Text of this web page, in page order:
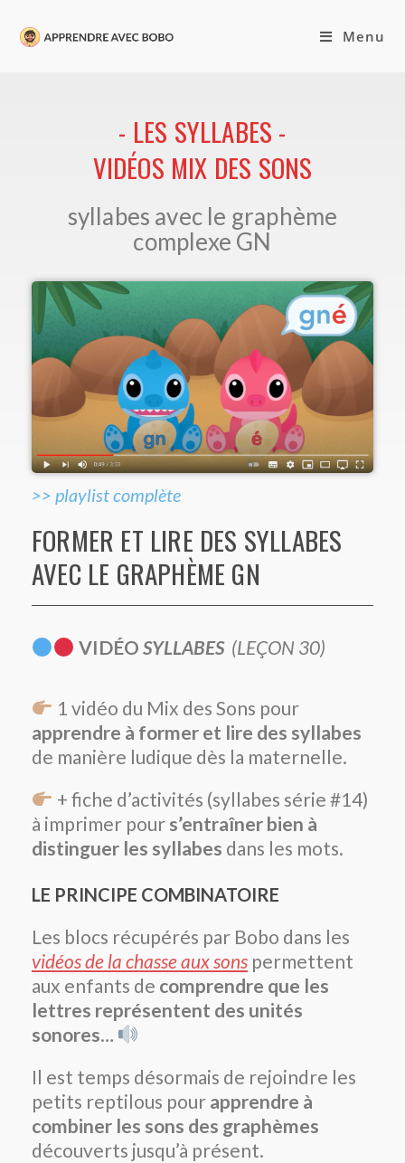
Menu
- LES SYLLABES -
VIDÉOS MIX DES SONS
syllabes avec le graphème
complexe GN
>> playlist complète
FORMER ET LIRE DES SYLLABES
AVEC LE GRAPHÈME GN
VIDÉO SYLLABES (LEÇON 30)
1 vidéo du Mix des Sons pour
apprendre à former et lire des syllabes
de manière ludique dès la maternelle.
+ fiche d’activités (syllabes série #14)
à imprimer pour s’entraîner bien à
distinguer les syllabes dans les mots.
LE PRINCIPE COMBINATOIRE
Les blocs récupérés par Bobo dans les
vidéos de la chasse aux sons permettent
aux enfants de comprendre que les
lettres représentent des unités
sonores…
Il est temps désormais de rejoindre les
petits reptilous pour apprendre à
combiner les sons des graphèmes
découverts jusqu’à présent.